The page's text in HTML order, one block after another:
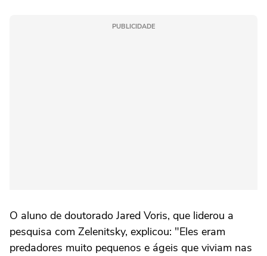
PUBLICIDADE
O aluno de doutorado Jared Voris, que liderou a
pesquisa com Zelenitsky, explicou: "Eles eram
predadores muito pequenos e ágeis que viviam nas